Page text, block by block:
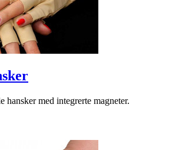
hansker med integrerte magneter.